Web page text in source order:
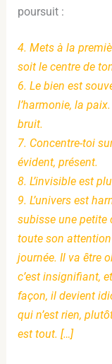
poursuit :
4. Mets à la
soit le centre de
6. Le bien est
l’harmonie, la
bruit.
7. Concentre-toi
évident, présent.
8. L’invisible est
9. L’univers est
subisse une petite
toute son attention
journée. Il va être
c’est insignifiant,
façon, il devient
qui n’est rien,
est tout. […]